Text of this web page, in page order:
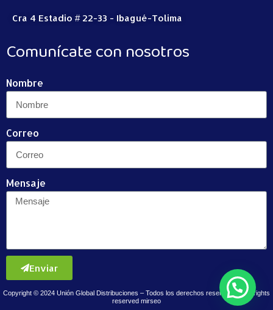
Cra 4 Estadio # 22-33 - Ibagué-Tolima
Comunícate con nosotros
Nombre
Correo
Mensaje
Enviar
Copyright © 2024 Unión Global Distribuciones – Todos los derechos reservados / all rights
reserved mirseo